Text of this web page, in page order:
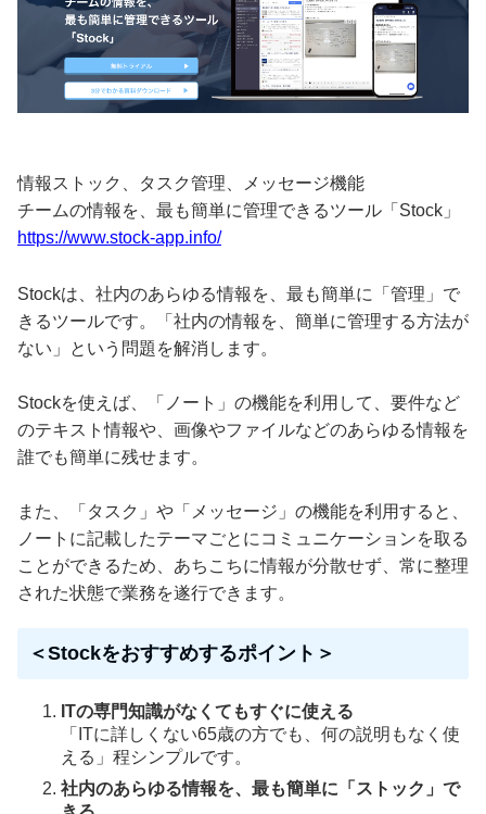
情報ストック、タスク管理、メッセージ機能
チームの情報を、最も簡単に管理できるツール「Stock」
https://www.stock-app.info/
Stockは、社内のあらゆる情報を、最も簡単に「管理」で
きるツールです。「社内の情報を、簡単に管理する方法が
ない」という問題を解消します。
Stockを使えば、「ノート」の機能を利用して、要件など
のテキスト情報や、画像やファイルなどのあらゆる情報を
誰でも簡単に残せます。
また、「タスク」や「メッセージ」の機能を利用すると、
ノートに記載したテーマごとにコミュニケーションを取る
ことができるため、あちこちに情報が分散せず、常に整理
された状態で業務を遂行できます。
＜Stockをおすすめするポイント＞
ITの専門知識がなくてもすぐに使える
「ITに詳しくない65歳の方でも、何の説明もなく使
える」程シンプルです。
社内のあらゆる情報を、最も簡単に「ストック」で